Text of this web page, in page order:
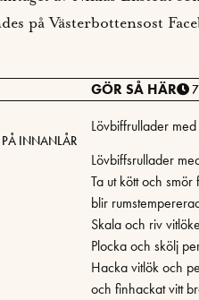
på Västerbottensost
PÅ INNANLÅR
GÖR SÅ HÄR
Lövbiffrullader
Lövbiffsrullader
Ta ut kött och
blir
Skala och riv
Plocka och skölj
Hacka vitlök och
och finhackat vitt